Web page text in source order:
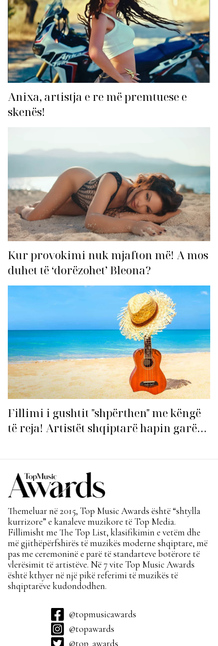
Anixa, artistja e re më premtuese e
skenës!
Kur provokimi nuk mjafton më! A mos
duhet të ‘dorëzohet’ Bleona?
Fillimi i gushtit "shpërthen" me këngë
të reja! Artistët shqiptarë hapin garën
Themeluar në 2015, Top Music Awards është “shtylla
kurrizore” e kanaleve muzikore të Top Media.
Fillimisht me The Top List, klasifikimin e vetëm dhe
më gjithëpërfshirës të muzikës moderne shqiptare, më
pas me ceremoninë e parë të standarteve botërore të
vlerësimit të artistëve. Në 7 vite Top Music Awards
është kthyer në një pikë referimi të muzikës të
shqiptarëve kudondodhen.
@topmusicawards
@topawards
@top_awards